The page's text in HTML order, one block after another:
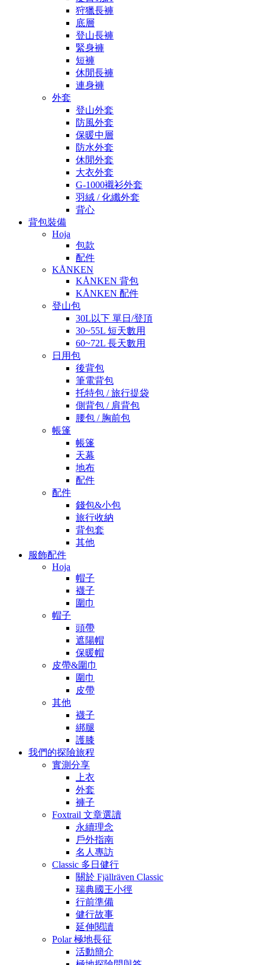
狩獵長褲
底層
登山長褲
緊身褲
短褲
休閒長褲
連身褲
外套
登山外套
防風外套
保暖中層
防水外套
休閒外套
大衣外套
G-1000襯衫外套
羽絨 / 化纖外套
背心
背包裝備
Hoja
包款
配件
KÅNKEN
KÅNKEN 背包
KÅNKEN 配件
登山包
30L以下 單日/登頂
30~55L 短天數用
60~72L 長天數用
日用包
後背包
筆電背包
托特包 / 旅行提袋
側背包 / 肩背包
腰包 / 胸前包
帳篷
帳篷
天幕
地布
配件
配件
錢包&小包
旅行收納
背包套
其他
服飾配件
Hoja
帽子
襪子
圍巾
帽子
頭帶
遮陽帽
保暖帽
皮帶&圍巾
圍巾
皮帶
其他
襪子
綁腿
護膝
我們的探險旅程
實測分享
上衣
外套
褲子
Foxtrail 文章選讀
永續理念
戶外指南
名人專訪
Classic 多日健行
關於 Fjällräven Classic
瑞典國王小徑
行前準備
健行故事
延伸閱讀
Polar 極地長征
活動簡介